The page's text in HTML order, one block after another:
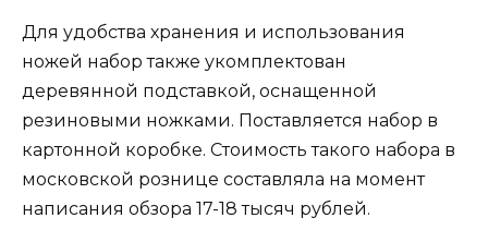
Для удобства хранения и использования
ножей набор также укомплектован
деревянной подставкой, оснащенной
резиновыми ножками. Поставляется набор в
картонной коробке. Стоимость такого набора в
московской рознице составляла на момент
написания обзора 17-18 тысяч рублей.